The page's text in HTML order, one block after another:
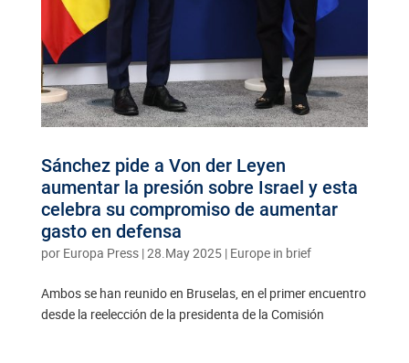
Sánchez pide a Von der Leyen
aumentar la presión sobre Israel y esta
celebra su compromiso de aumentar
gasto en defensa
por Europa Press|28.May 2025| Europe in brief
Ambos se han reunido en Bruselas, en el primer encuentro
desde la reelección de la presidenta de la Comisión